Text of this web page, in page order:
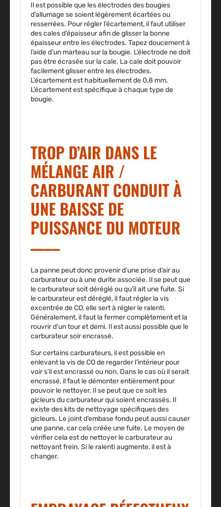
Il est possible que les électrodes des bougies
d’allumage se soient légèrement écartées ou
resserrées. Pour régler l’écartement, il faut utiliser
des cales d’épaisseur afin de glisser la bonne
épaisseur entre les électrodes. Tapez doucement à
l’aide d’un marteau sur la bougie. L’électrode ne doit
pas être écrasée sur la cale. La cale doit pouvoir
facilement glisser entre les électrodes.
L’écartement est habituellement de 0,8 mm.
L’écartement est spécifique à chaque type de
bougie.
TROP D’AIR DANS LE
MÉLANGE AIR /
CARBURANT CONDUIT À
UNE BAISSE DE
PUISSANCE DU MOTEUR
La panne peut donc provenir d’une prise d’air au
carburateur ou à une durite associée. Il se peut que
le carburateur soit déréglé ou qu’il ait une fuite. Si
le carburateur est déréglé, il faut régler la vis
excentrée de CO, elle sert à régler le ralenti.
Généralement, il faut la fermer complètement et la
rouvrir d’un tour et demi. Il est aussi possible que le
carburateur soir encrassé.
Sur certains carburateurs, il est possible en
enlevant la vis de CO de regarder l’intérieur pour
voir s’il est encrassé ou non. Dans le cas où il serait
encrassé, il faut le démonter entièrement pour
pouvoir le nettoyer. Il se peut que ce soit les
gicleurs du carburateur qui soient encrassés. Il
existe des kits de nettoyage spécifiques des
gicleurs. Le joint d’embase fondu peut aussi causer
une panne, car cela créée une fuite. Le moyen de
vérifier cela est de nettoyer le carburateur au
nettoyant frein. Si le ralenti augmente, il est à
changer.